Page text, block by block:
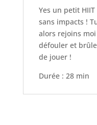
sauts
Yes un petit
sans impacts !
alors rejoins
défouler et
de jouer !
Durée : 28 min